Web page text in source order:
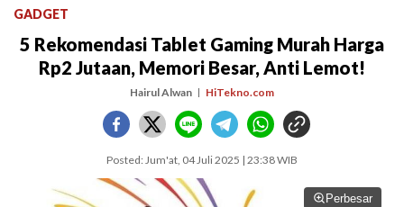
GADGET
5 Rekomendasi Tablet Gaming Murah Harga
Rp2 Jutaan, Memori Besar, Anti Lemot!
Hairul Alwan HiTekno.com
Posted: Jum'at, 04 Juli 2025 | 23:38 WIB
Perbesar